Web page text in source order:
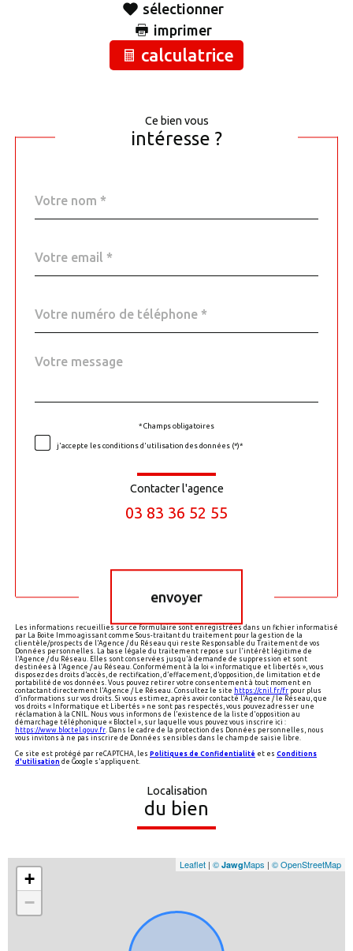
sélectionner
imprimer
calculatrice
Ce bien vous
intéresse ?
par
*
*
*
Fieldset
Message
*
* Champs obligatoires
j'accepte les conditions d'utilisation des données (*)*
Contacter l'agence
03 83 36 52 55
envoyer
Les informations recueillies sur ce formulaire sont enregistrées dans un fichier informatisé
par La Boite Immo agissant comme Sous-traitant du traitement pour la gestion de la
clientèle/prospects de l'Agence / du Réseau qui reste Responsable du Traitement de vos
Données personnelles. La base légale du traitement repose sur l'intérêt légitime de
l'Agence / du Réseau. Elles sont conservées jusqu'à demande de suppression et sont
destinées à l'Agence / au Réseau. Conformément à la loi « informatique et libertés », vous
disposez des droits d’accès, de rectification, d’effacement, d’opposition, de limitation et de
portabilité de vos données. Vous pouvez retirer votre consentement à tout moment en
contactant directement l’Agence / Le Réseau. Consultez le site https://cnil.fr/fr pour plus
d’informations sur vos droits. Si vous estimez, après avoir contacté l'Agence / le Réseau, que
vos droits « Informatique et Libertés » ne sont pas respectés, vous pouvez adresser une
réclamation à la CNIL. Nous vous informons de l’existence de la liste d'opposition au
démarchage téléphonique « Bloctel », sur laquelle vous pouvez vous inscrire ici :
https://www.bloctel.gouv.fr . Dans le cadre de la protection des Données personnelles, nous
vous invitons à ne pas inscrire de Données sensibles dans le champ de saisie libre.
Ce site est protégé par reCAPTCHA, les Politiques de Confidentialité et es Conditions
d'utilisation de Google s'appliquent.
Localisation
du bien
+
−
Leaflet | © JawgMaps | © OpenStreetMap